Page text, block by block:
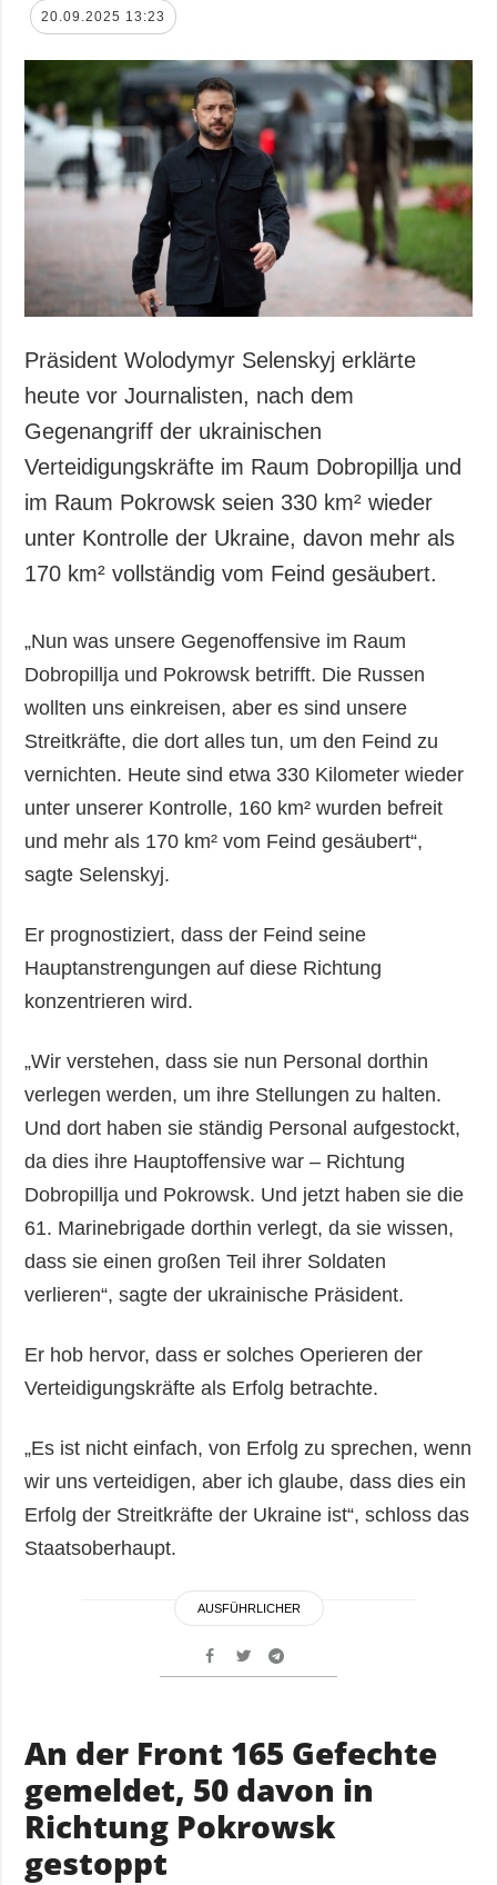
20.09.2025 13:23
Präsident Wolodymyr Selenskyj erklärte
heute vor Journalisten, nach dem
Gegenangriff der ukrainischen
Verteidigungskräfte im Raum Dobropillja und
im Raum Pokrowsk seien 330 km² wieder
unter Kontrolle der Ukraine, davon mehr als
170 km² vollständig vom Feind gesäubert.
„Nun was unsere Gegenoffensive im Raum
Dobropillja und Pokrowsk betrifft. Die Russen
wollten uns einkreisen, aber es sind unsere
Streitkräfte, die dort alles tun, um den Feind zu
vernichten. Heute sind etwa 330 Kilometer wieder
unter unserer Kontrolle, 160 km² wurden befreit
und mehr als 170 km² vom Feind gesäubert“,
sagte Selenskyj.
Er prognostiziert, dass der Feind seine
Hauptanstrengungen auf diese Richtung
konzentrieren wird.
„Wir verstehen, dass sie nun Personal dorthin
verlegen werden, um ihre Stellungen zu halten.
Und dort haben sie ständig Personal aufgestockt,
da dies ihre Hauptoffensive war – Richtung
Dobropillja und Pokrowsk. Und jetzt haben sie die
61. Marinebrigade dorthin verlegt, da sie wissen,
dass sie einen großen Teil ihrer Soldaten
verlieren“, sagte der ukrainische Präsident.
Er hob hervor, dass er solches Operieren der
Verteidigungskräfte als Erfolg betrachte.
„Es ist nicht einfach, von Erfolg zu sprechen, wenn
wir uns verteidigen, aber ich glaube, dass dies ein
Erfolg der Streitkräfte der Ukraine ist“, schloss das
Staatsoberhaupt.
AUSFÜHRLICHER
An der Front 165 Gefechte
gemeldet, 50 davon in
Richtung Pokrowsk
gestoppt